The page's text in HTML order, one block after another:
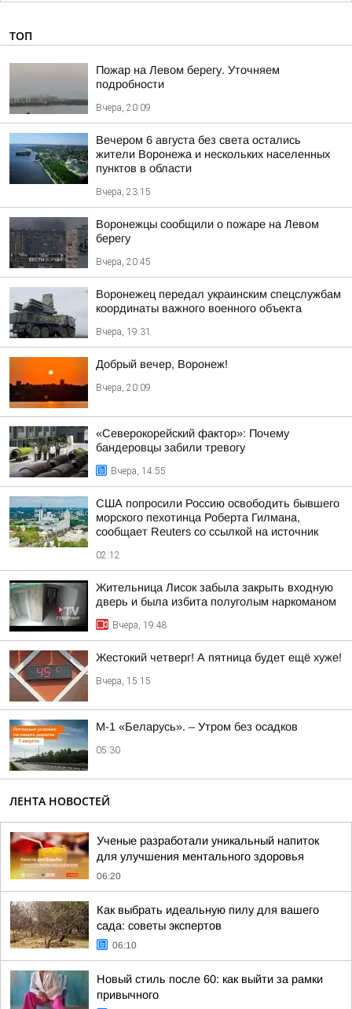
ТОП
Пожар на Левом берегу. Уточняем
подробности
Вчера, 20:09
Вечером 6 августа без света остались
жители Воронежа и нескольких населенных
пунктов в области
Вчера, 23:15
Воронежцы сообщили о пожаре на Левом
берегу
Вчера, 20:45
Воронежец передал украинским спецслужбам
координаты важного военного объекта
Вчера, 19:31
Добрый вечер, Воронеж!
Вчера, 20:09
«Северокорейский фактор»: Почему
бандеровцы забили тревогу
Вчера, 14:55
США попросили Россию освободить бывшего
морского пехотинца Роберта Гилмана,
сообщает Reuters со ссылкой на источник
02:12
Жительница Лисок забыла закрыть входную
дверь и была избита полуголым наркоманом
Вчера, 19:48
Жестокий четверг! А пятница будет ещё хуже!
Вчера, 15:15
М-1 «Беларусь». – Утром без осадков
05:30
ЛЕНТА НОВОСТЕЙ
Ученые разработали уникальный напиток
для улучшения ментального здоровья
06:20
Как выбрать идеальную пилу для вашего
сада: советы экспертов
06:10
Новый стиль после 60: как выйти за рамки
привычного